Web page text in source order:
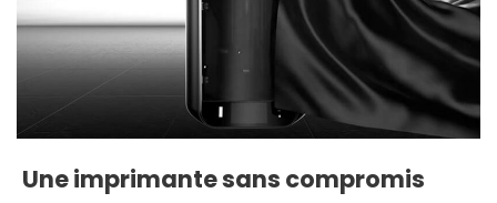
Une imprimante sans compromis